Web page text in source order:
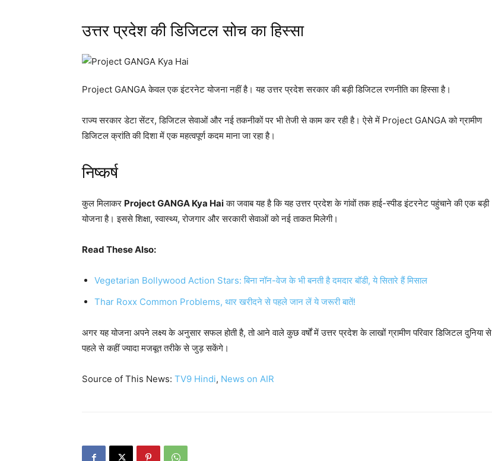
उत्तर प्रदेश की डिजिटल सोच का हिस्सा
Project GANGA केवल एक इंटरनेट योजना नहीं है। यह उत्तर प्रदेश सरकार की बड़ी डिजिटल रणनीति का हिस्सा है।
राज्य सरकार डेटा सेंटर, डिजिटल सेवाओं और नई तकनीकों पर भी तेजी से काम कर रही है। ऐसे में Project GANGA को ग्रामीण
डिजिटल क्रांति की दिशा में एक महत्वपूर्ण कदम माना जा रहा है।
निष्कर्ष
कुल मिलाकर Project GANGA Kya Haiका जवाब यह है कि यह उत्तर प्रदेश के गांवों तक हाई-स्पीड इंटरनेट पहुंचाने की एक बड़ी
योजना है। इससे शिक्षा, स्वास्थ्य, रोजगार और सरकारी सेवाओं को नई ताकत मिलेगी।
Read These Also:
Vegetarian Bollywood Action Stars: बिना नॉन-वेज के भी बनती है दमदार बॉडी, ये सितारे हैं मिसाल
Thar Roxx Common Problems, थार खरीदने से पहले जान लें ये जरूरी बातें!
अगर यह योजना अपने लक्ष्य के अनुसार सफल होती है, तो आने वाले कुछ वर्षों में उत्तर प्रदेश के लाखों ग्रामीण परिवार डिजिटल दुनिया से
पहले से कहीं ज्यादा मजबूत तरीके से जुड़ सकेंगे।
Source of This News: TV9 Hindi, News on AIR